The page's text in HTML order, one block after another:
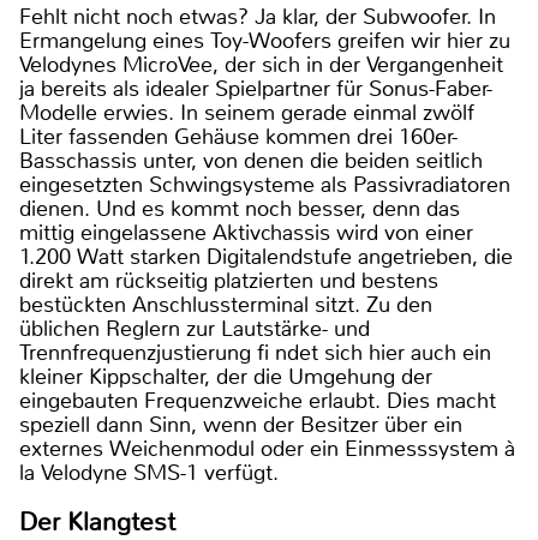
Fehlt nicht noch etwas? Ja klar, der Subwoofer. In
Ermangelung eines Toy-Woofers greifen wir hier zu
Velodynes MicroVee, der sich in der Vergangenheit
ja bereits als idealer Spielpartner für Sonus-Faber-
Modelle erwies. In seinem gerade einmal zwölf
Liter fassenden Gehäuse kommen drei 160er-
Basschassis unter, von denen die beiden seitlich
eingesetzten Schwingsysteme als Passivradiatoren
dienen. Und es kommt noch besser, denn das
mittig eingelassene Aktivchassis wird von einer
1.200 Watt starken Digitalendstufe angetrieben, die
direkt am rückseitig platzierten und bestens
bestückten Anschlussterminal sitzt. Zu den
üblichen Reglern zur Lautstärke- und
Trennfrequenzjustierung fi ndet sich hier auch ein
kleiner Kippschalter, der die Umgehung der
eingebauten Frequenzweiche erlaubt. Dies macht
speziell dann Sinn, wenn der Besitzer über ein
externes Weichenmodul oder ein Einmesssystem à
la Velodyne SMS-1 verfügt.
Der Klangtest